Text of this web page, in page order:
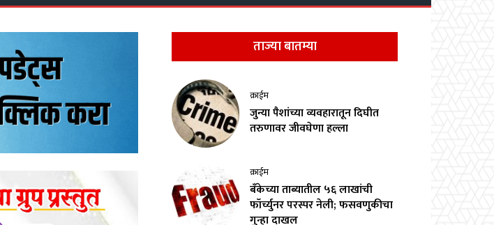
ताज्या बातम्या
क्राईम
जुन्या पैशांच्या व्यवहारातून दिघीत
तरुणावर जीवघेणा हल्ला
क्राईम
बँकेच्या ताब्यातील ५६ लाखांची
फॉर्च्युनर परस्पर नेली; फसवणुकीचा
गुन्हा दाखल